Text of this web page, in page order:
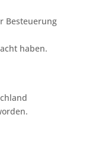
Besteuerung
haben.